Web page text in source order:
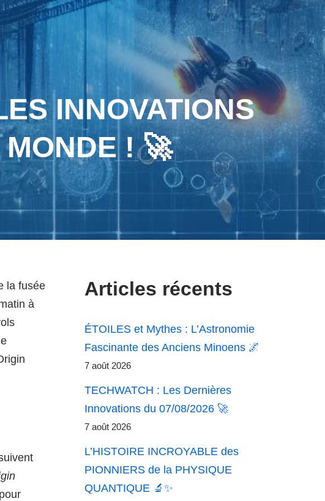
INNOVATIONS
! 🚀
la fusée
à
Articles récents
ÉTOILES et Mythes : L’Astronomie
Fascinante des Anciens Minoens 🌌
7 août 2026
TECHWATCH : Les Dernières
Innovations du 07/08/2026 🚀
7 août 2026
L’HISTOIRE INCROYABLE des
PIONNIERS de la PHYSIQUE
QUANTIQUE 🔬✨